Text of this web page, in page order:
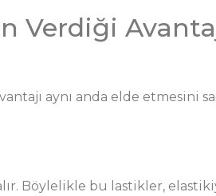
Verdiği
aynı anda elde etmesini
Böylelikle bu lastikler,